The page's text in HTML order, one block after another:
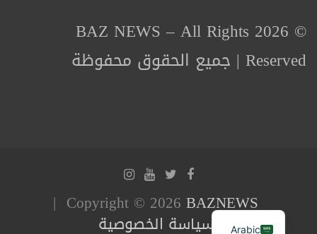
© 2026 BAZ NEWS – All Rights
Reserved | جميع الحقوق محفوظة
Copyright © 2026 BAZNEWS
سياسة الخصوصية Arabic